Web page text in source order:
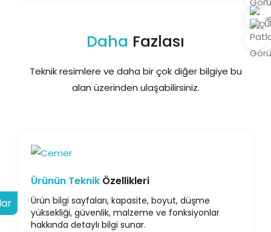
Daha Fazlası
Teknik resimlere ve daha bir çok diğer bilgiye bu
alan üzerinden ulaşabilirsiniz.
Ürünün Teknik Özellikleri
Ürün bilgi sayfaları, kapasite, boyut, düşme
yüksekliği, güvenlik, malzeme ve fonksiyonlar
hakkında detaylı bilgi sunar.